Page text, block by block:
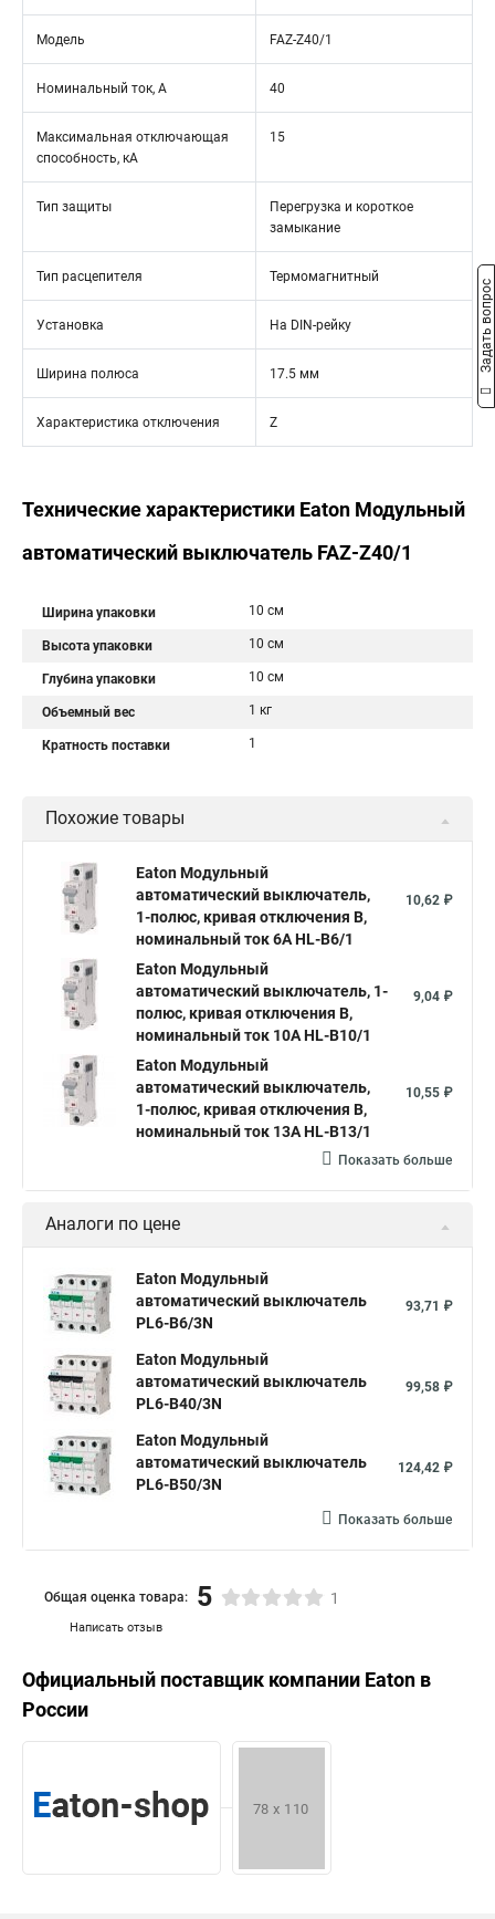
Модель FAZ-Z40/1
Номинальный ток, А 40
Максимальная отключающая
способность, кА
15
Тип защиты
Перегрузка и короткое
замыкание
Тип расцепителя Термомагнитный
Установка На DIN-рейку
Ширина полюса 17.5 мм
Характеристика отключения Z
Технические характеристики Eaton Модульный
автоматический выключатель FAZ-Z40/1
Ширина упаковки 10 см
Высота упаковки 10 см
Глубина упаковки 10 см
Объемный вес 1 кг
Кратность поставки 1
Похожие товары
Eaton Модульный
автоматический выключатель,
1-полюс, кривая отключения B,
номинальный ток 6А HL-B6/1
10,62 ₽
Eaton Модульный
автоматический выключатель, 1-
полюс, кривая отключения B,
номинальный ток 10А HL-B10/1
9,04 ₽
Eaton Модульный
автоматический выключатель,
1-полюс, кривая отключения B,
номинальный ток 13А HL-B13/1
10,55 ₽
Показать больше
Аналоги по цене
Eaton Модульный
автоматический выключатель
PL6-B6/3N
93,71 ₽
Eaton Модульный
автоматический выключатель
PL6-B40/3N
99,58 ₽
Eaton Модульный
автоматический выключатель
PL6-B50/3N
124,42 ₽
Показать больше
Написать отзыв
Общая оценка товара: 5 1
Официальный поставщик компании Eaton в
России
Задать вопрос